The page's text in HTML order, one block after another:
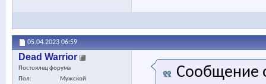
05.04.2023 06:59
Dead Warrior
Постоялец форума
Пол
Мужской
Сообщение